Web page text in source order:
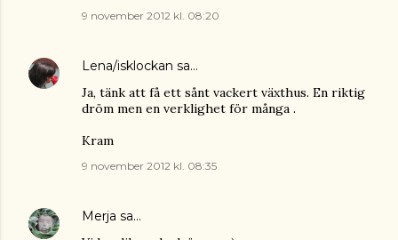
9 november 2012 kl. 08:20
Lena/isklockan sa…
Ja, tänk att få ett sånt vackert växthus. En riktig
dröm men en verklighet för många .
Kram
9 november 2012 kl. 08:35
Merja sa…